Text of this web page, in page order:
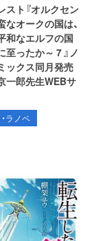
スト『オルクセン
なオークの国は、
和なエルフの国
至ったか～ 7 』ノ
ックス同月発売
郎先生WEBサ
ラノベ